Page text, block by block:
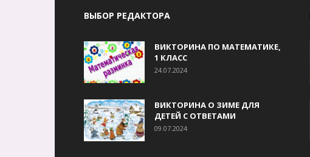
ВЫБОР РЕДАКТОРА
ВИКТОРИНА ПО МАТЕМАТИКЕ,
1 КЛАСС
24.07.2024
ВИКТОРИНА О ЗИМЕ ДЛЯ
ДЕТЕЙ С ОТВЕТАМИ
09.07.2024